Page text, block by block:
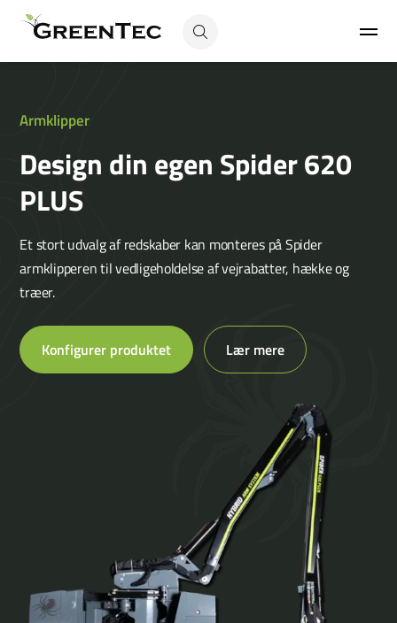
Armklipper
Design din egen Spider 620
PLUS
Et stort udvalg af redskaber kan monteres på Spider
armklipperen til vedligeholdelse af vejrabatter, hække og
træer.
Konfigurer produktet Lær mere